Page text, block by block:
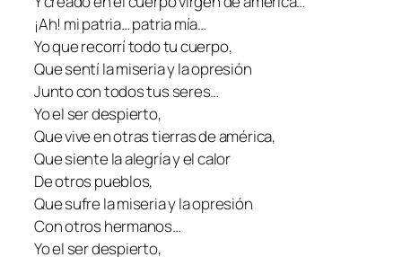
¡Ah! mi patria… patria mía…
Yo que recorrí todo tu cuerpo,
Que sentí la miseria y la opresión
Junto con todos tus seres…
Yo el ser despierto,
Que vive en otras tierras de américa,
Que siente la alegría y el calor
De otros pueblos,
Que sufre la miseria y la opresión
Con otros hermanos…
Yo el ser despierto,